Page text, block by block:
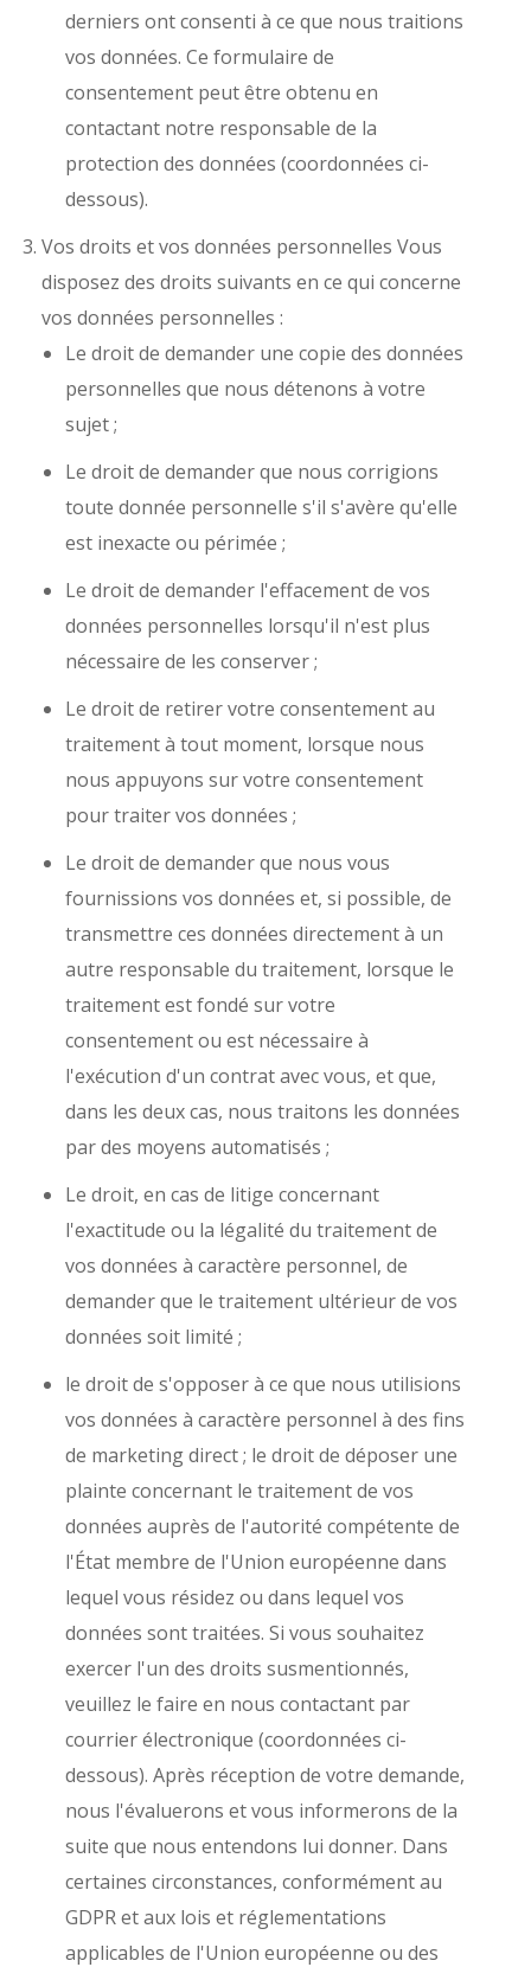
derniers ont consenti à ce que nous traitions
vos données. Ce formulaire de
consentement peut être obtenu en
contactant notre responsable de la
protection des données (coordonnées ci-
dessous).
Vos droits et vos données personnelles Vous
disposez des droits suivants en ce qui concerne
vos données personnelles :
Le droit de demander une copie des données
personnelles que nous détenons à votre
sujet ;
Le droit de demander que nous corrigions
toute donnée personnelle s'il s'avère qu'elle
est inexacte ou périmée ;
Le droit de demander l'effacement de vos
données personnelles lorsqu'il n'est plus
nécessaire de les conserver ;
Le droit de retirer votre consentement au
traitement à tout moment, lorsque nous
nous appuyons sur votre consentement
pour traiter vos données ;
Le droit de demander que nous vous
fournissions vos données et, si possible, de
transmettre ces données directement à un
autre responsable du traitement, lorsque le
traitement est fondé sur votre
consentement ou est nécessaire à
l'exécution d'un contrat avec vous, et que,
dans les deux cas, nous traitons les données
par des moyens automatisés ;
Le droit, en cas de litige concernant
l'exactitude ou la légalité du traitement de
vos données à caractère personnel, de
demander que le traitement ultérieur de vos
données soit limité ;
le droit de s'opposer à ce que nous utilisions
vos données à caractère personnel à des fins
de marketing direct ; le droit de déposer une
plainte concernant le traitement de vos
données auprès de l'autorité compétente de
l'État membre de l'Union européenne dans
lequel vous résidez ou dans lequel vos
données sont traitées. Si vous souhaitez
exercer l'un des droits susmentionnés,
veuillez le faire en nous contactant par
courrier électronique (coordonnées ci-
dessous). Après réception de votre demande,
nous l'évaluerons et vous informerons de la
suite que nous entendons lui donner. Dans
certaines circonstances, conformément au
GDPR et aux lois et réglementations
applicables de l'Union européenne ou des